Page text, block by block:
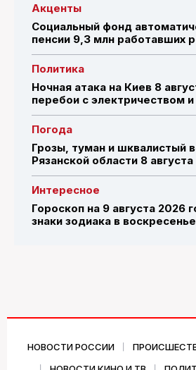
Акценты
Социальный фонд
пенсии 9,3 млн работавших
Политика
Ночная атака на Киев 8
перебои с электричеством
Погода
Грозы, туман и шквалистый
Рязанской области 8 августа
Интересное
Гороскоп на 9 августа 2026
знаки зодиака в воскресенье
НОВОСТИ РОССИИ